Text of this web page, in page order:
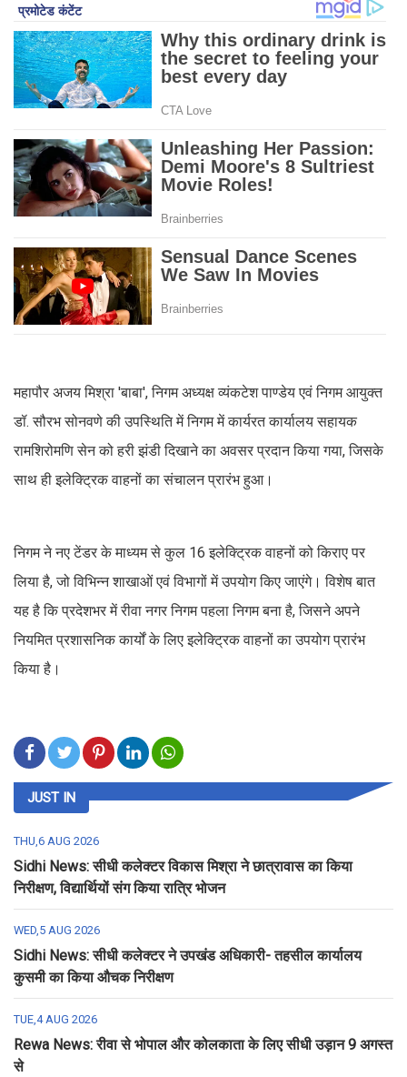
महापौर अजय मिश्रा 'बाबा', निगम अध्यक्ष व्यंकटेश पाण्डेय एवं निगम आयुक्त
डॉ. सौरभ सोनवणे की उपस्थिति में निगम में कार्यरत कार्यालय सहायक
रामशिरोमणि सेन को हरी झंडी दिखाने का अवसर प्रदान किया गया, जिसके
साथ ही इलेक्ट्रिक वाहनों का संचालन प्रारंभ हुआ।
निगम ने नए टेंडर के माध्यम से कुल 16 इलेक्ट्रिक वाहनों को किराए पर
लिया है, जो विभिन्न शाखाओं एवं विभागों में उपयोग किए जाएंगे। विशेष बात
यह है कि प्रदेशभर में रीवा नगर निगम पहला निगम बना है, जिसने अपने
नियमित प्रशासनिक कार्यों के लिए इलेक्ट्रिक वाहनों का उपयोग प्रारंभ
किया है।
JUST IN
THU,6 AUG 2026
Sidhi News: सीधी कलेक्टर विकास मिश्रा ने छात्रावास का किया
निरीक्षण, विद्यार्थियों संग किया रात्रि भोजन
WED,5 AUG 2026
Sidhi News: सीधी कलेक्टर ने उपखंड अधिकारी- तहसील कार्यालय
कुसमी का किया औचक निरीक्षण
TUE,4 AUG 2026
Rewa News: रीवा से भोपाल और कोलकाता के लिए सीधी उड़ान 9 अगस्त
से